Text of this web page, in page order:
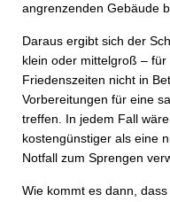
angrenzenden Gebäude
Daraus ergibt sich der
klein oder mittelgroß –
Friedenszeiten nicht in
Vorbereitungen für eine
treffen. In jedem Fall
kostengünstiger als eine
Notfall zum Sprengen
Wie kommt es dann,